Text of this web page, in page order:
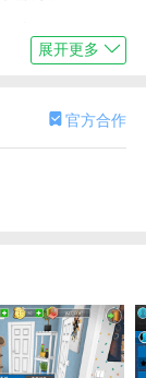
受到自己装饰
类型的颜色
屋来赚钱。
专家。
动交流，分
展开更多
官方合作